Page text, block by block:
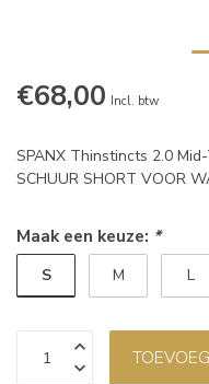
€68,00 Incl. btw
SPANX Thinstincts 2.0
SCHUUR SHORT VOOR
Maak een keuze: *
S M L